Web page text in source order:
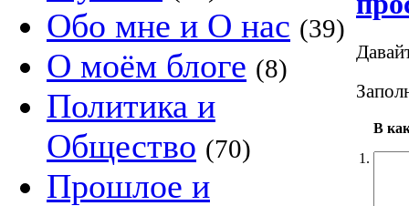
Обо мне и О нас (39)
О моём блоге (8)
Политика и
Общество (70)
Прошлое и
1.
В